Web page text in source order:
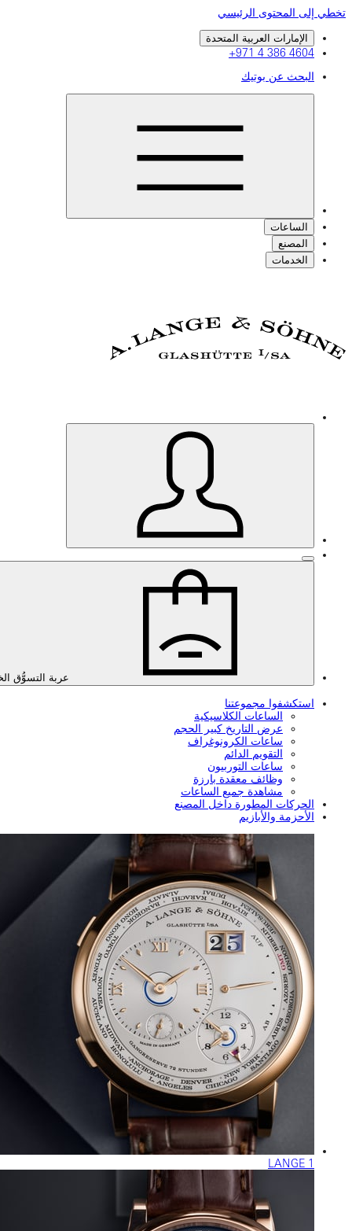
تخطي إلى المحتوى الرئيسي
الإمارات العربية المتحدة
+971 4 386 4604
البحث عن بوتيك
الساعات
المصنع
الخدمات
عربة التسوُّق
استكشفوا مجموعتنا
الساعات الكلاسيكية
عرض التاريخ كبير الحجم
ساعات الكرونوغراف
التقويم الدائم
ساعات التوربيون
وظائف معقدة بارزة
مشاهدة جميع الساعات
الحركات المطورة داخل المصنع
الأحزمة والأبازيم
LANGE 1